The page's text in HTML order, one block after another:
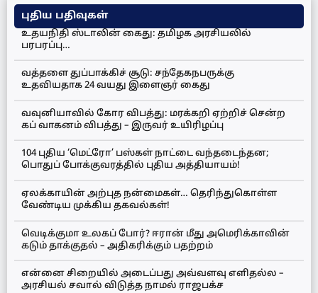
புதிய பதிவுகள்
உதயநிதி ஸ்டாலின் கைது: தமிழக அரசியலில்
பரபரப்பு…
வத்தளை துப்பாக்கிச் சூடு: சந்தேகநபருக்கு
உதவியதாக 24 வயது இளைஞர் கைது
வவுனியாவில் கோர விபத்து: மரக்கறி ஏற்றிச் சென்ற
கப் வாகனம் விபத்து – இருவர் உயிரிழப்பு
104 புதிய ‘மெட்ரோ’ பஸ்கள் நாட்டை வந்தடைந்தன;
பொதுப் போக்குவரத்தில் புதிய அத்தியாயம்!
ஏலக்காயின் அற்புத நன்மைகள்… தெரிந்துகொள்ள
வேண்டிய முக்கிய தகவல்கள்!
வெடிக்குமா உலகப் போர்? ஈரான் மீது அமெரிக்காவின்
கடும் தாக்குதல் – அதிகரிக்கும் பதற்றம்
என்னை சிறையில் அடைப்பது அவ்வளவு எளிதல்ல –
அரசியல் சவால் விடுத்த நாமல் ராஜபக்ச